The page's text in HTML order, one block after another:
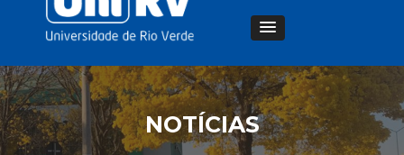
NOTÍCIAS